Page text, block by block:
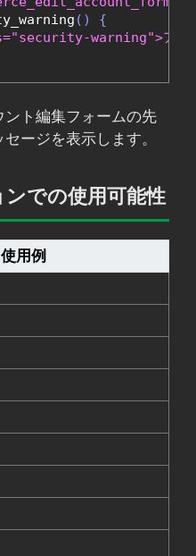
()
{
warning">アカウン
ト編集フォームの先
ージを表示します。
での使用可能性
使用例